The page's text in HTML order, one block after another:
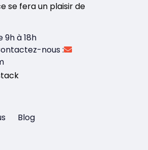
se fera un plaisir de
9h à 18h
nous :
Blog